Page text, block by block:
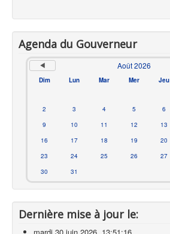
Agenda du Gouverneur
Août 2026
Dim Lun Mar Mer Jeu
2
3 4 5 6
9
10 11 12 13
16
17 18 19 20
23
24 25 26 27
30
31
Dernière mise à jour le: